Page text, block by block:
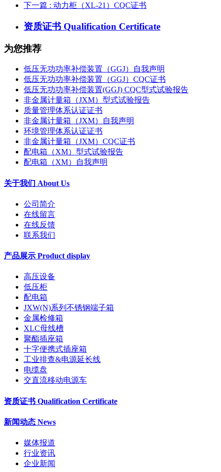
下一篇 : 动力柜（XL-21）CQC证书
资质证书 Qualification Certificate
为您推荐
低压无功功率补偿装置（GGJ）自我声明
低压无功功率补偿装置（GGJ）CQC证书
低压无功功率补偿装置(GGJ) CQC型式试验报告
非金属计量箱（JXM）型式试验报告
质量管理体系认证证书
非金属计量箱（JXM）自我声明
环境管理体系认证证书
非金属计量箱（JXM）CQC证书
配电箱（XM）型式试验报告
配电箱（XM）自我声明
关于我们 About Us
公司简介
在线留言
在线反馈
联系我们
产品展示 Product display
高压设备
低压柜
配电箱
JXW(N)系列不锈钢端子箱
金属检修箱
XLC母线槽
聚酯插座箱
十字便携式插座箱
工业排查&电源延长线
电缆盘
交直流移动电源车
资质证书 Qualification Certificate
新闻动态 News
媒体报道
行业资讯
企业新闻